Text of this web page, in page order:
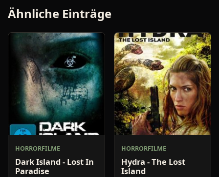
Ähnliche Einträge
HORRORFILME
Dark Island - Lost In
Paradise
HORRORFILME
Hydra - The Lost
Island